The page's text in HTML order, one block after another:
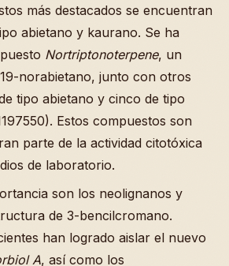
más destacados se encuentran
abietano y kaurano. Se ha
Nortriptonoterpene, un
norabietano, junto con otros
tipo abietano y cinco de tipo
Estos compuestos son
parte de la actividad citotóxica
de laboratorio.
son los neolignanos y
de 3-bencilcromano.
han logrado aislar el nuevo
A, así como los